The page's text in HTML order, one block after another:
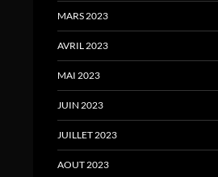
MARS 2023
AVRIL 2023
MAI 2023
JUIN 2023
JUILLET 2023
AOUT 2023